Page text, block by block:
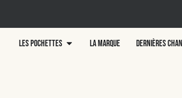
LES POCHETTES Ouvrir LES POCHETTES
LA MARQUE DERNIÈRES